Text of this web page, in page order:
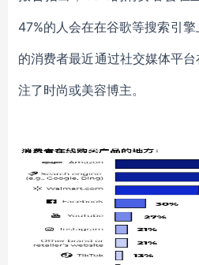
47%的人会在在谷歌等搜索引
的消费者最近通过社交媒体平
注了时尚或美容博主。